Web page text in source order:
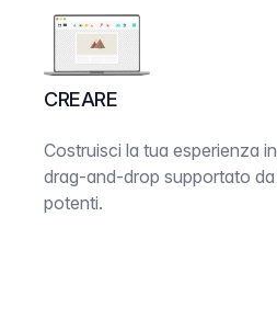
CREARE
Costruisci la tua esperienza
drag-and-drop supportato
potenti.